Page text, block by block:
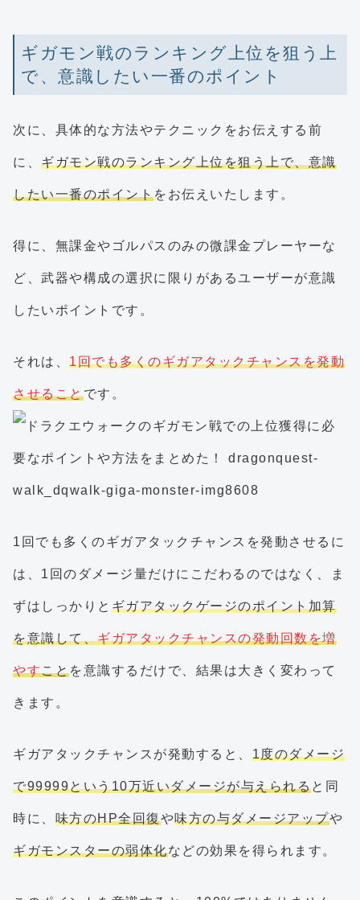
ギガモン戦のランキング上位を狙う上
で、意識したい一番のポイント
次に、具体的な方法やテクニックをお伝えする前
に、 ギガモン戦のランキング上位を狙う上で、意識
したい一番のポイントをお伝えいたします。
得に、無課金やゴルパスのみの微課金プレーヤーな
ど、武器や構成の選択に限りがあるユーザーが意識
したいポイントです。
それは、 1回でも多くのギガアタックチャンスを発動
させることです。
1回でも多くのギガアタックチャンスを発動させるに
は、1回のダメージ量だけにこだわるのではなく、ま
ずはしっかりと ギガアタックゲージのポイント加算
を意識して、ギガアタックチャンスの発動回数を増
やすことを意識するだけで、結果は大きく変わって
きます。
ギガアタックチャンスが発動すると、 1度のダメージ
で99999という10万近いダメージが与えられると同
時に、 味方のHP全回復や味方の与ダメージアップや
ギガモンスターの弱体化などの効果を得られます。